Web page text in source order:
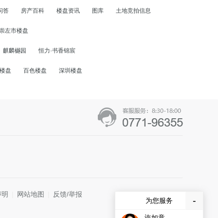
答 房产百科 楼盘资讯 图库 土地竞拍信息
左市楼盘
麒麟樾园 恒力·书香锦宸
盘 百色楼盘 深圳楼盘
网站地图
反馈/举报
为您服务
-